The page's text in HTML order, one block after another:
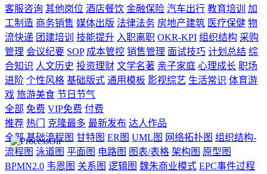
客服咨询 其他岗位 酒店餐饮 金融保险 汽车出行 教育培训
加
工制造 商务销售 媒体出版 法律法务 房地产建筑 医疗保健 物
流快递 团建培训 技能提升 入职离职 OKR-KPI 组织结构 采购
管理 会议纪要 SOP 成本管控 销售管理 面试技巧 计划总结 综
合知识 人文历史 投资理财 文学名著 亲子家庭 心理成长 职场
进阶 个性风格 基础版式 通用模板 影视综艺 生活常识 体育游
戏 旅游美食 节日节气
全部 免费 VIP免费 付费
推荐 热门 克隆最多 最新发布 达人作品
全部 基础流程图 甘特图 ER图 UML图 网络拓扑图 组织结构-
流程图 泳道图 平面图 电路图 图表/表格 架构图 原型图
BPMN2.0 韦恩图 关系图 逻辑图 魏朱商业模式 EPC事件过程